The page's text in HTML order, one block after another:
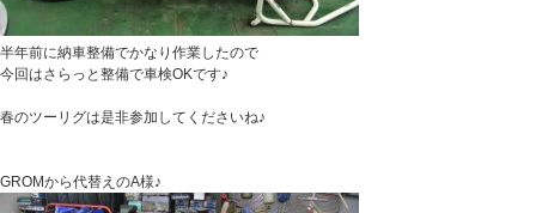
半年前に納車整備でかなり作業したので
今回はさらっと整備で車検OKです♪
春のツーリグは是非参加してくださいね♪
GROMから代替えのA様♪